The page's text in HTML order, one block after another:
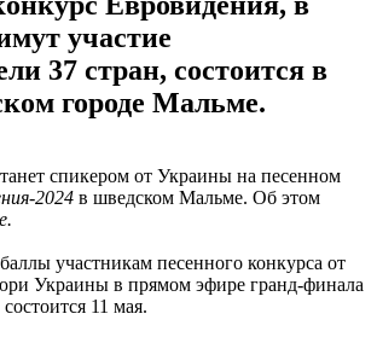
участие
37 стран, состоится в
городе Мальме.
спикером от Украины на песенном
2024 в шведском Мальме. Об этом
участникам песенного конкурса от
Украины в прямом эфире гранд-финала
11 мая.